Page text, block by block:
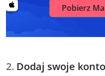
Pobierz
Dodaj swoje